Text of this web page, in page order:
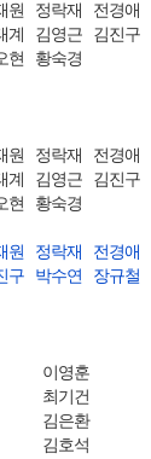
원 정락재 전경애
계 김영근 김진구
현 황숙경
원 정락재 전경애
계 김영근 김진구
현 황숙경
원 정락재 전경애
구 박수연 장규철
이영훈
최기건
김은환
김호석